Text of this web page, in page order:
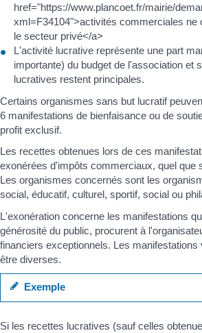
href="https://www.plancoet.fr/mairie/
xml=F34104">activités commerciales ne
le secteur privé</a>
L'activité lucrative représente une part
importante) du budget de l'association et
lucratives restent principales.
Certains organismes sans but lucratif
6 manifestations de bienfaisance ou de
profit exclusif.
Les recettes obtenues lors de ces
exonérées d'impôts commerciaux, quel que
Les organismes concernés sont les
social, éducatif, culturel, sportif, social ou
L'exonération concerne les manifestations
générosité du public, procurent à
financiers exceptionnels. Les manifestations
être diverses.
Exemple
Si les recettes lucratives (sauf celles